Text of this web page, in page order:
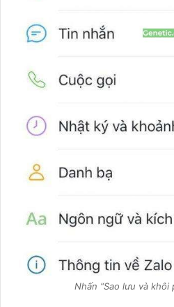
Nhấn “Sao lưu và khôi